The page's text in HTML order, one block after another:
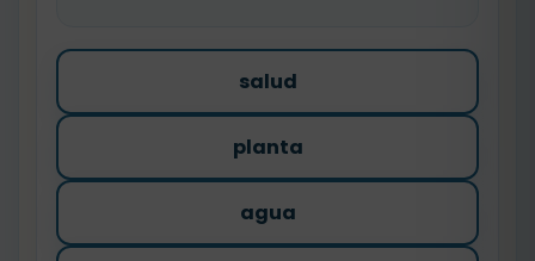
salud
planta
agua